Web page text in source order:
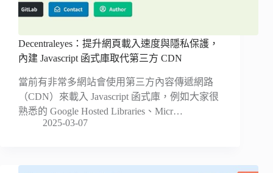
Decentraleyes：提升網頁載入速度與隱私保護，
內建 Javascript 函式庫取代第三方 CDN
當前有非常多網站會使用第三方內容傳遞網路
（CDN）來載入 Javascript 函式庫，例如大家很
熟悉的 Google Hosted Libraries、Micr…
2025-03-07